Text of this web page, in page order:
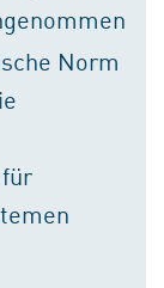
Norm